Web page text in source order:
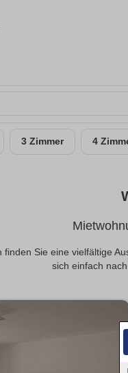
3 Zimmer 4
finden Sie eine vielfältige
sich einfach